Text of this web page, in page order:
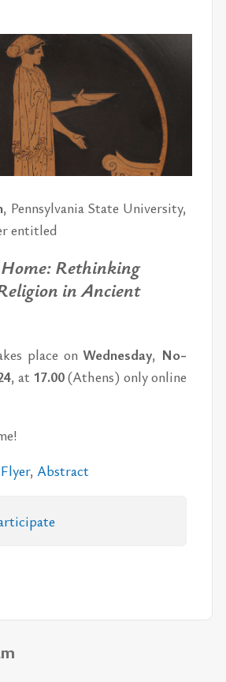
, Penn­syl­va­nia Sta­te Uni­ver­si­ty,
en­tit­led
Ret­hin­king
in An­ci­ent
pla­ce onWed­nes­day, No­
, at 17.00(Athens) only on­li­ne
Fly­er,Ab­stract